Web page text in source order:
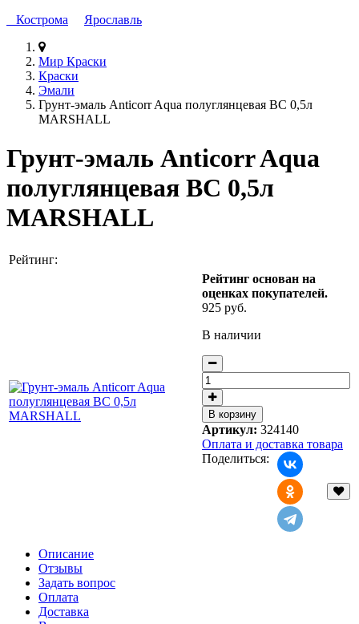
Кострома
Ярославль
Мир Краски
Краски
Эмали
Грунт-эмаль Anticorr Aqua полуглянцевая BC 0,5л
MARSHALL
Грунт-эмаль Anticorr Aqua
полуглянцевая BC 0,5л
MARSHALL
Рейтинг:
Рейтинг основан на
оценках покупателей.
925 руб.
В наличии
Артикул: 324140
Оплата и доставка товара
Поделиться:
Описание
Отзывы
Задать вопрос
Оплата
Доставка